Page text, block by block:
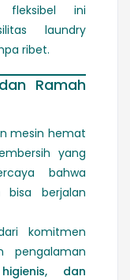
fleksibel ini
laundry
ribet.
Ramah
mesin hemat
yang
bahwa
bisa berjalan
komitmen
pengalaman
dan